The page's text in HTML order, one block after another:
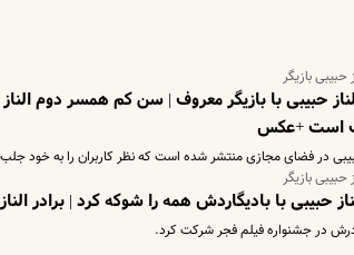
حبیبی بازیگر
حبیبی با بازیگر معروف | سن کم همسر دوم
است +عکس
در فضای مجازی منتشر شده است که نظر کاربران را به خود
حبیبی بازیگر
حبیبی با بادیگاردش همه را شوکه کرد | برادر
در جشنواره فیلم فجر شرکت کرد.